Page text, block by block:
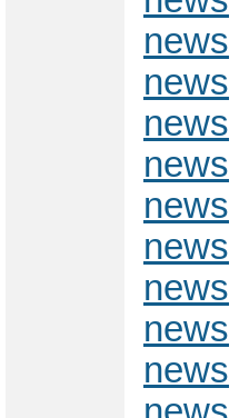
news
news
news
news
news
news
news
news
news